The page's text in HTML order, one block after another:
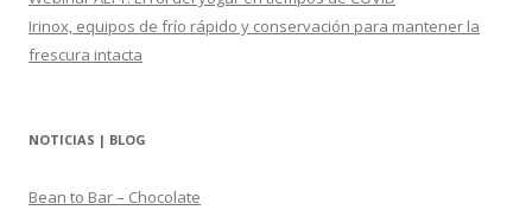
Irinox, equipos de frío rápido y conservación para mantener la
frescura intacta
NOTICIAS | BLOG
Bean to Bar – Chocolate